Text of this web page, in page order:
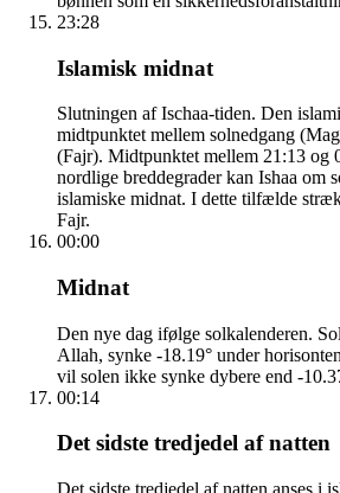
23:28
Islamisk midnat
Slutningen af Ischaa-tiden. Den
midtpunktet mellem solnedgang
(Fajr). Midtpunktet mellem 21:13 og
nordlige breddegrader kan Ishaa om
islamiske midnat. I dette tilfælde
Fajr.
00:00
Midnat
Den nye dag ifølge solkalenderen.
Allah, synke -18.19° under
vil solen ikke synke dybere end -
00:14
Det sidste tredjedel af natten